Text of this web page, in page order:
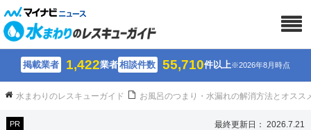
掲載業者 1,422業者相談件数 55,710件以上※2026年8月時点
水まわりのレスキューガイド お風呂のつまり・水漏れの解消方法とオスス
PR 最終更新日： 2026.7.21